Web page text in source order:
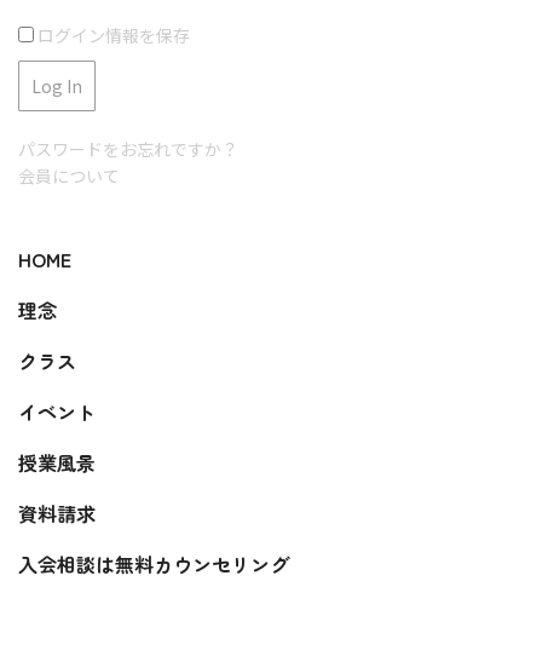
ログイン情報を保存
パスワードをお忘れですか？
会員について
HOME
理念
クラス
イベント
授業風景
資料請求
入会相談は無料カウンセリング